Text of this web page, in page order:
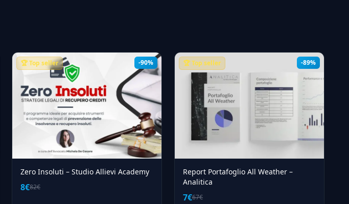
-90%
🏆 Top seller
Zero Insoluti – Studio Allievi Academy
8€82€
-89%
🏆 Top seller
Report Portafoglio All Weather –
Analitica
7€67€